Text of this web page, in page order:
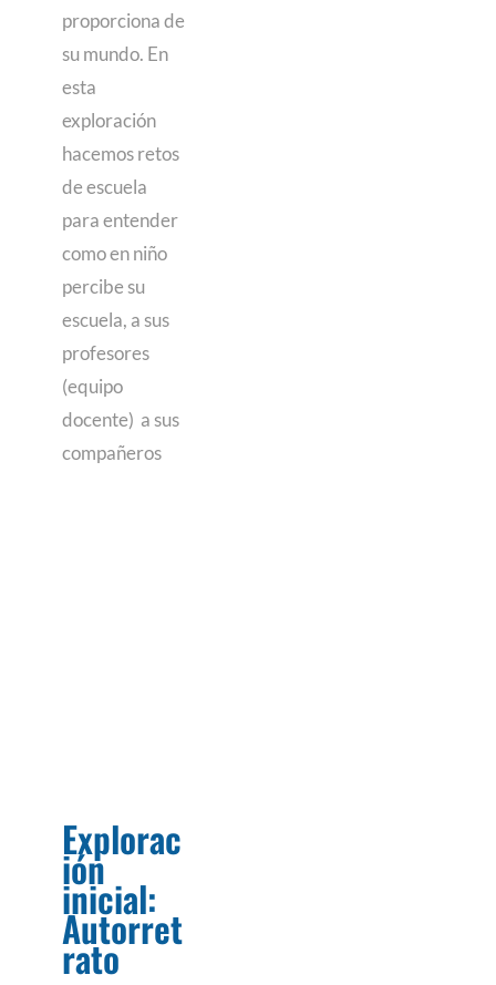
proporciona de
su mundo. En
esta
exploración
hacemos retos
de escuela
para entender
como en niño
percibe su
escuela, a sus
profesores
(equipo
docente) a sus
compañeros
Explorac
ión
inicial:
Autorret
rato